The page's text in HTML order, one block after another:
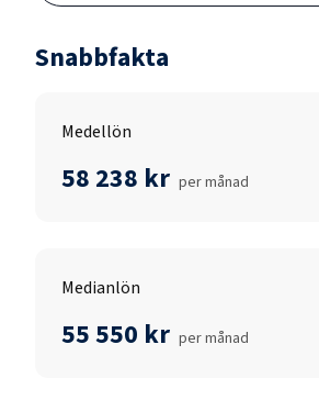
Snabbfakta
Medellön
58 238 kr per månad
Medianlön
55 550 kr per månad